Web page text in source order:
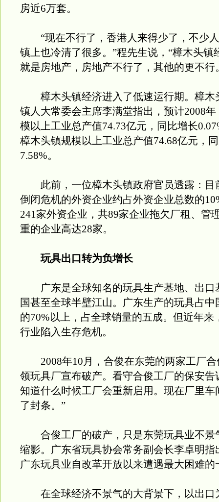
房近6万套。
“现在不行了，香港人来得少了，不少
镇上也冷清了很多。”程先生说，“樟木头镇
就是房地产，房地产不行了，其他的更不行
樟木头镇经济进入了低速运行期。樟木
镇人大常委会主席李满堂指出，预计2008
模以上工业总产值74.73亿元，同比增长
樟木头镇规模以上工业总产值74.68亿元，
7.58%。
此前，一位樟木头镇政府官员透露：目
倒闭危机的外资企业约占外资企业总数的
241家外资企业，共89家企业拖欠厂租、管
重的企业高达28家。
玩具出口转为负增长
广东是全球知名的玩具生产基地、出口
国甚至全球半壁江山。广东生产的玩具占中
的70%以上，占全球销量的五成。但近年来
行业陷入生存危机。
2008年10月，合俊在东莞的两家工厂合
领玩具厂宣布破产。看守合俊工厂的保安告
知道什么时候工厂会重新启用。现在厂里车
了封条。”
合俊工厂的破产，只是东莞玩具业不景
缩影。广东省玩具协会常务副会长李卓明指
广东玩具业自改革开放以来遭遇最大困难的
在全球经济不景气的大背景下，以出口